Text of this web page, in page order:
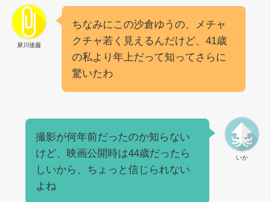
犀川後藤
ちなみにこの沙倉ゆうの、メチャ
クチャ若く見えるんだけど、41歳
の私より年上だって知ってさらに
驚いたわ
いか
撮影が何年前だったのか知らない
けど、映画公開時は44歳だったら
しいから、ちょっと信じられない
よね